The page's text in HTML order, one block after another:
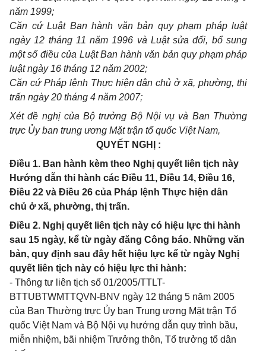
năm 1999;
Căn cứ Luật Ban hành văn bản quy phạm pháp luật
ngày 12 tháng 11 năm 1996 và Luật sửa đổi, bổ sung
một số điều của Luật Ban hành văn bản quy phạm pháp
luật ngày 16 tháng 12 năm 2002;
Căn cứ Pháp lệnh Thực hiện dân chủ ở xã, phường, thị
trấn ngày 20 tháng 4 năm 2007;
Xét đề nghị của Bộ trưởng Bộ Nội vụ và Ban Thường
trực Ủy ban trung ương Mặt trận tổ quốc Việt Nam,
QUYẾT NGHỊ :
Điều 1. Ban hành kèm theo Nghị quyết liên tịch này
Hướng dẫn thi hành các Điều 11, Điều 14, Điều 16,
Điều 22 và Điều 26 của Pháp lệnh Thực hiện dân
chủ ở xã, phường, thị trấn.
Điều 2. Nghị quyết liên tịch này có hiệu lực thi hành
sau 15 ngày, kể từ ngày đăng Công báo. Những văn
bản, quy định sau đây hết hiệu lực kể từ ngày Nghị
quyết liên tịch này có hiệu lực thi hành:
- Thông tư liên tịch số 01/2005/TTLT-
BTTUBTWMTTQVN-BNV ngày 12 tháng 5 năm 2005
của Ban Thường trực Ủy ban Trung ương Mặt trận Tổ
quốc Việt Nam và Bộ Nội vụ hướng dẫn quy trình bầu,
miễn nhiệm, bãi nhiệm Trưởng thôn, Tổ trưởng tổ dân